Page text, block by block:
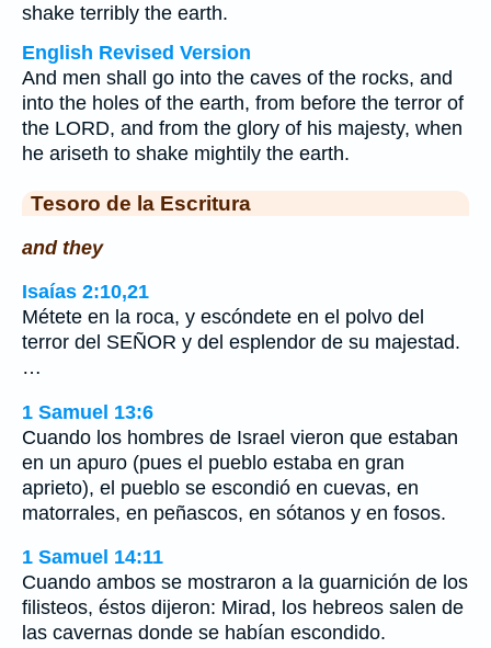
shake terribly the earth.
English Revised Version
And men shall go into the caves of the rocks, and
into the holes of the earth, from before the terror of
the LORD, and from the glory of his majesty, when
he ariseth to shake mightily the earth.
Tesoro de la Escritura
and they
Isaías 2:10,21
Métete en la roca, y escóndete en el polvo del
terror del SEÑOR y del esplendor de su majestad.
…
1 Samuel 13:6
Cuando los hombres de Israel vieron que estaban
en un apuro (pues el pueblo estaba en gran
aprieto), el pueblo se escondió en cuevas, en
matorrales, en peñascos, en sótanos y en fosos.
1 Samuel 14:11
Cuando ambos se mostraron a la guarnición de los
filisteos, éstos dijeron: Mirad, los hebreos salen de
las cavernas donde se habían escondido.